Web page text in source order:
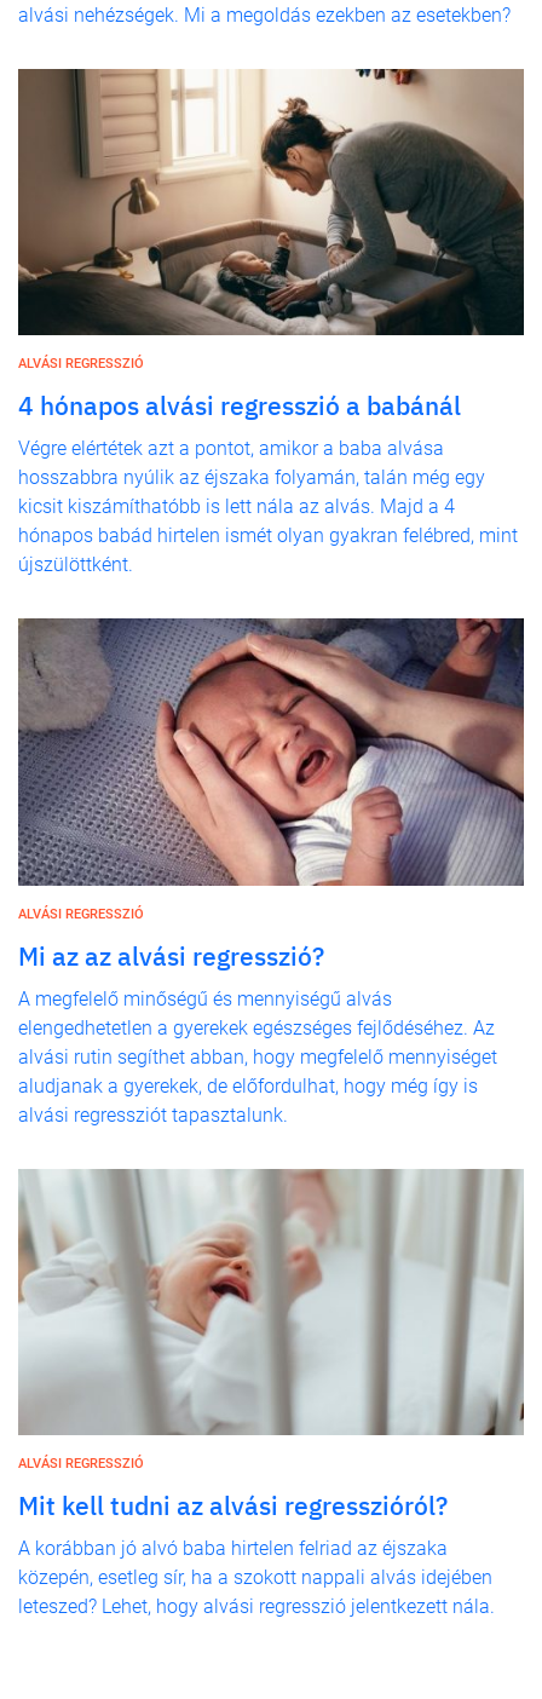
alvási nehézségek. Mi a megoldás ezekben az esetekben?
ALVÁSI REGRESSZIÓ
4 hónapos alvási regresszió a babánál
Végre elértétek azt a pontot, amikor a baba alvása
hosszabbra nyúlik az éjszaka folyamán, talán még egy
kicsit kiszámíthatóbb is lett nála az alvás. Majd a 4
hónapos babád hirtelen ismét olyan gyakran felébred, mint
újszülöttként.
ALVÁSI REGRESSZIÓ
Mi az az alvási regresszió?
A megfelelő minőségű és mennyiségű alvás
elengedhetetlen a gyerekek egészséges fejlődéséhez. Az
alvási rutin segíthet abban, hogy megfelelő mennyiséget
aludjanak a gyerekek, de előfordulhat, hogy még így is
alvási regressziót tapasztalunk.
ALVÁSI REGRESSZIÓ
Mit kell tudni az alvási regresszióról?
A korábban jó alvó baba hirtelen felriad az éjszaka
közepén, esetleg sír, ha a szokott nappali alvás idejében
leteszed? Lehet, hogy alvási regresszió jelentkezett nála.